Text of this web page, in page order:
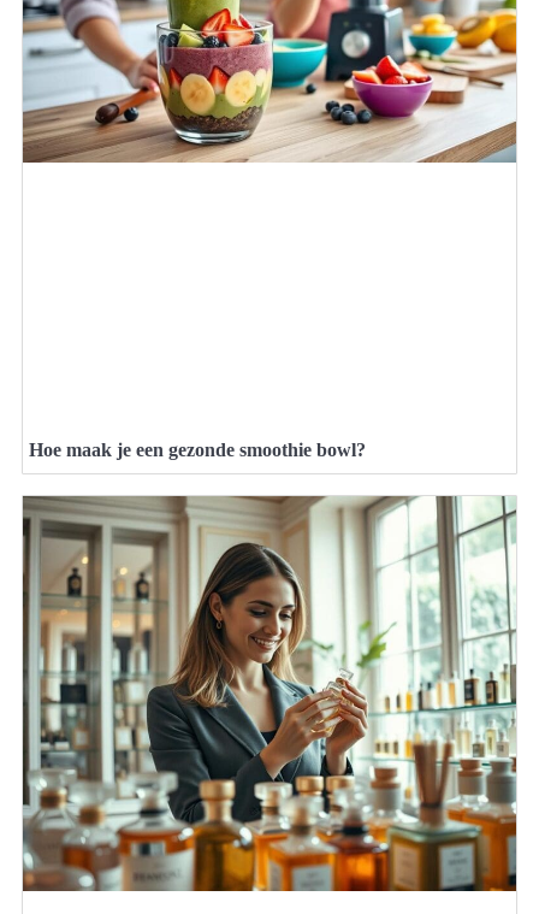
Hoe maak je een gezonde smoothie bowl?